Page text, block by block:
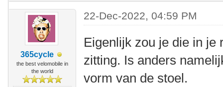
365cycle
the best velomobile in
the world
22-Dec-2022, 04:59 PM
Eigenlijk zou je die in je
zitting. Is anders
vorm van de stoel.